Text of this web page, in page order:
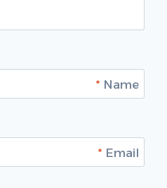
Name
*
Email
*